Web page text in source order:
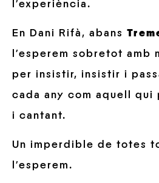
l’experiència.
En Dani Rifà, abans
l’esperem sobretot amb
per insistir, insistir i
cada any com aquell qui
i cantant.
Un imperdible de totes
l’esperem.